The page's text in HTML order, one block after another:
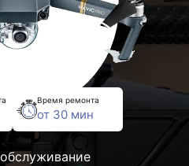
Время ремонта
от 30 мин